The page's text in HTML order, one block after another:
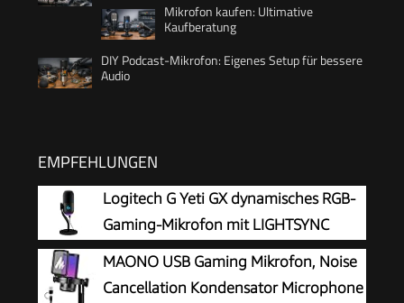
Mikrofon kaufen: Ultimative
Kaufberatung
DIY Podcast-Mikrofon: Eigenes Setup für bessere
Audio
EMPFEHLUNGEN
Logitech G Yeti GX dynamisches RGB-
Gaming-Mikrofon mit LIGHTSYNC
MAONO USB Gaming Mikrofon, Noise
Cancellation Kondensator Microphone